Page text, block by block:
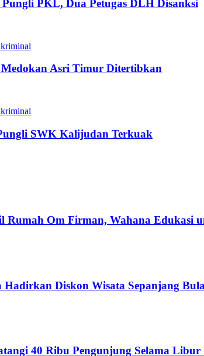
PKL, Dua Petugas DLH Disanksi
Asri Timur Ditertibkan
SWK Kalijudan Terkuak
Rumah Om Firman, Wahana Edukasi
Hadirkan Diskon Wisata Sepanjang
40 Ribu Pengunjung Selama Libur